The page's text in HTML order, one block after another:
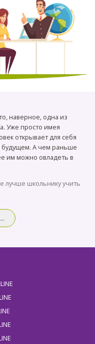
наверное, одна из
Уже просто имея
открывает для себя
будущем. А чем раньше
им можно овладеть в
лучше школьнику учить
он все еще сохраняет
не будем оспаривать
он все более
изучения
во всем мире.